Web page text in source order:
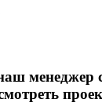
менеджер